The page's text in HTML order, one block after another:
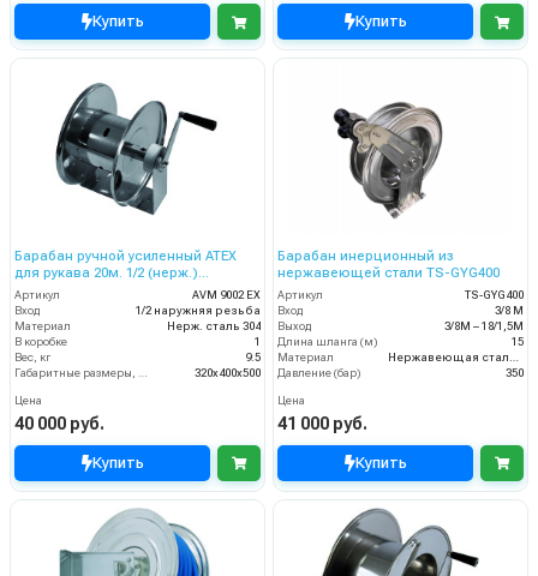
Купить Купить
Барабан ручной усиленный ATEX
для рукава 20м. 1/2 (нерж.)
1/2ш.1/2ш. 200 бар
Артикул
AVM 9002 EX
Вход
1/2 наружняя резьба
Материал
Нерж. сталь 304
В коробке
1
Вес, кг
9.5
320x400x500
Цена
40 000 руб.
Купить
Барабан инерционный из
нержавеющей стали TS-GYG400
Артикул
TS-GYG400
Вход
3/8 М
Выход
3/8М – 18/1,5М
Длина шланга (м)
15
Материал
Давление (бар)
350
Цена
41 000 руб.
Купить